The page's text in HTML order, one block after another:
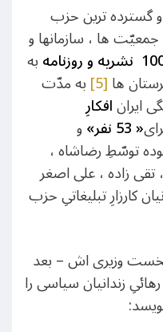
گسترده ترین حزب
ها ، سازمانها و
نشریه وروزنامهبه
ها[5] به مدّت
ایرانافکارِ
«
53نفر»و
توسّطِ رضاشاه ،
زاده ، علی اصغر
کارزارِ تبلیغاتیِ حزب
وزیری اش – بعد
زندانیان سیاسی را